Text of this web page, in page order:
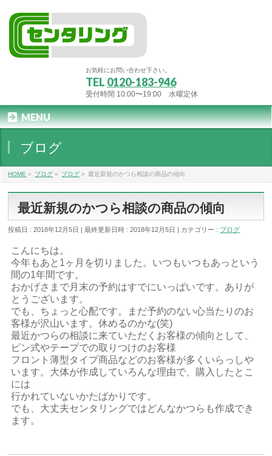
お気軽にお問い合わせ下さい。
TEL 0120-183-946
受付時間 10:00〜19:00 水曜定休
MENU
ブログ
HOME » ブログ » ブログ » 最近新規のかつら相談の商品の傾向
最近新規のかつら相談の商品の傾向
投稿日 : 2018年12月5日 最終更新日時 : 2018年12月5日 カテゴリー : ブログ
こんにちは。
今年もあと1ヶ月を切りました。いつもいつもあっという
間の1年間です。
おかげさまで月末の予約はすでにいっぱいです。ありが
とうございます。
でも、ちょっと心配です。まだ予約のない心当たりのお
客様が沢山います。休めるのかな(笑)
最近かつらの相談に来ていただくお客様の傾向として、
ピン式やテープでの取りつけのお客様
フロント薄型タイプ商品などのお客様が多くいらっしや
います。大体が作成していろんな理由で、購入したとこ
には
行かれていないかたばかりです。
でも、大丈夫センタリングではどんなかつらも作成でき
ます。